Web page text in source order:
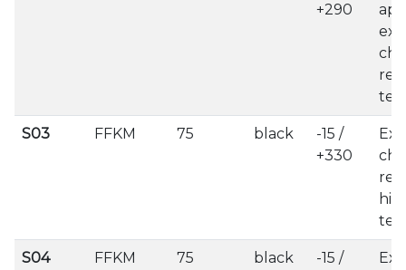
+290
S03 FFKM 75 black
-15 /
+330
S04 FFKM 75 black
-15 /